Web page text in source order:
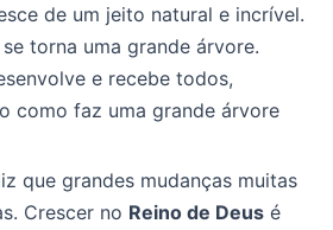
de um jeito natural e incrível.
torna uma grande árvore.
e recebe todos,
como faz uma grande árvore
que grandes mudanças muitas
Crescer no Reino de Deus é